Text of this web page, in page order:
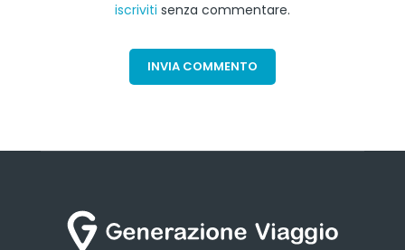
iscriviti senza commentare.